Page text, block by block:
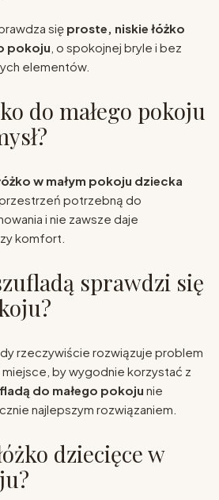
się proste, niskie łóżko
pokoju , o spokojnej bryle i bez
elementów.
do małego pokoju
w małym pokoju dziecka
potrzebną do
i nie zawsze daje
komfort.
sprawdzi się
rzeczywiście rozwiązuje problem
by wygodnie korzystać z
do małego pokoju nie
najlepszym rozwiązaniem.
dziecięce w